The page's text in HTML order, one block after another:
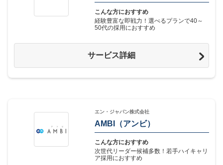
こんな方におすすめ
経験豊富な即戦力！選べるプランで40～
50代の採用におすすめ
サービス詳細
エン・ジャパン株式会社
AMBI（アンビ）
こんな方におすすめ
次世代リーダー候補多数！若手ハイキャリ
ア採用におすすめ